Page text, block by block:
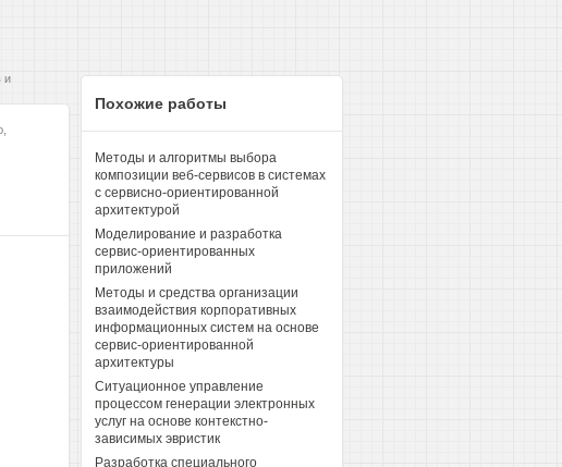
и
Похожие работы
Методы и алгоритмы выбора
композиции веб-сервисов в системах
с сервисно-ориентированной
архитектурой
Моделирование и разработка
сервис-ориентированных
приложений
Методы и средства организации
взаимодействия корпоративных
информационных систем на основе
сервис-ориентированной
архитектуры
Ситуационное управление
процессом генерации электронных
услуг на основе контекстно-
зависимых эвристик
Разработка специального